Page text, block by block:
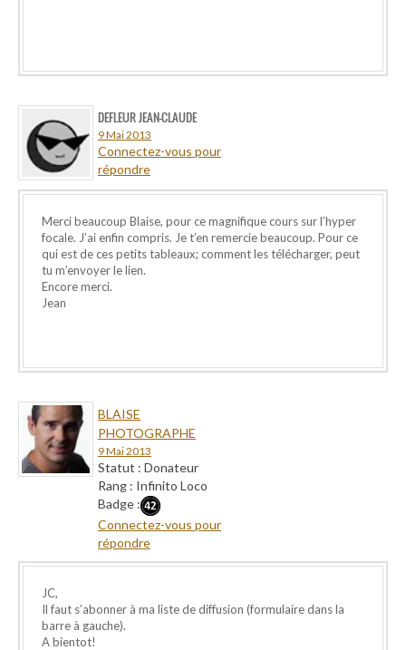
DEFLEUR JEAN-CLAUDE
9 Mai 2013
Connectez-vous pour
répondre
Merci beaucoup Blaise, pour ce magnifique cours sur l’hyper
focale. J’ai enfin compris. Je t’en remercie beaucoup. Pour ce
qui est de ces petits tableaux; comment les télécharger, peut
tu m’envoyer le lien.
Encore merci.
Jean
BLAISE
PHOTOGRAPHE
9 Mai 2013
Statut : Donateur
Rang : Infinito Loco
Badge :
Connectez-vous pour
répondre
JC,
Il faut s’abonner à ma liste de diffusion (formulaire dans la
barre à gauche).
A bientot!